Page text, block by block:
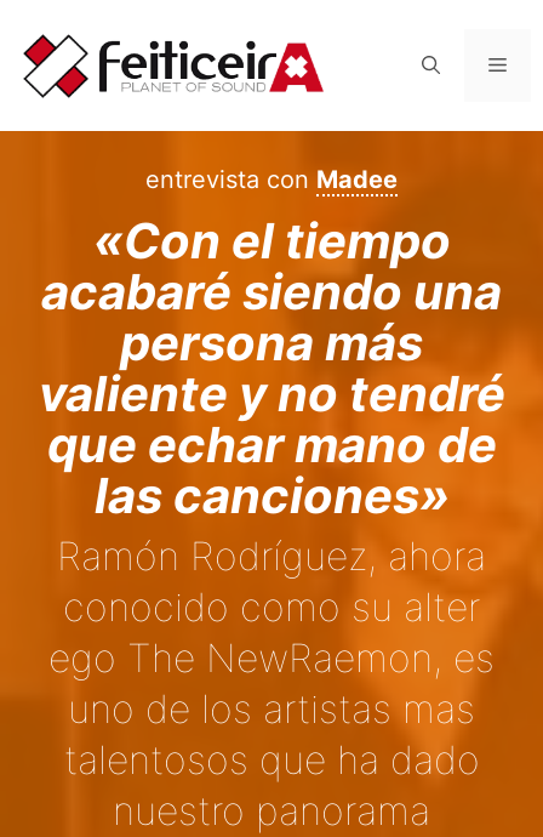
contenido
entrevista con Madee
«Con el tiempo
acabaré siendo una
persona más
valiente y no tendré
que echar mano de
las canciones»
Ramón Rodríguez, ahora
conocido como su alter
ego The NewRaemon, es
uno de los artistas mas
talentosos que ha dado
nuestro panorama